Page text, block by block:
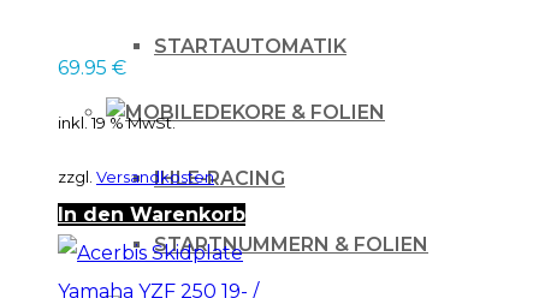
STARTAUTOMATIK
DEKORE & FOLIEN
IHLE-RACING
STARTNUMMERN & FOLIEN
69.95 €
inkl. 19 % MwSt.
zzgl. Versandkosten
In den Warenkorb